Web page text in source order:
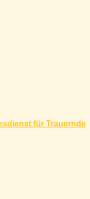
für Trauernde